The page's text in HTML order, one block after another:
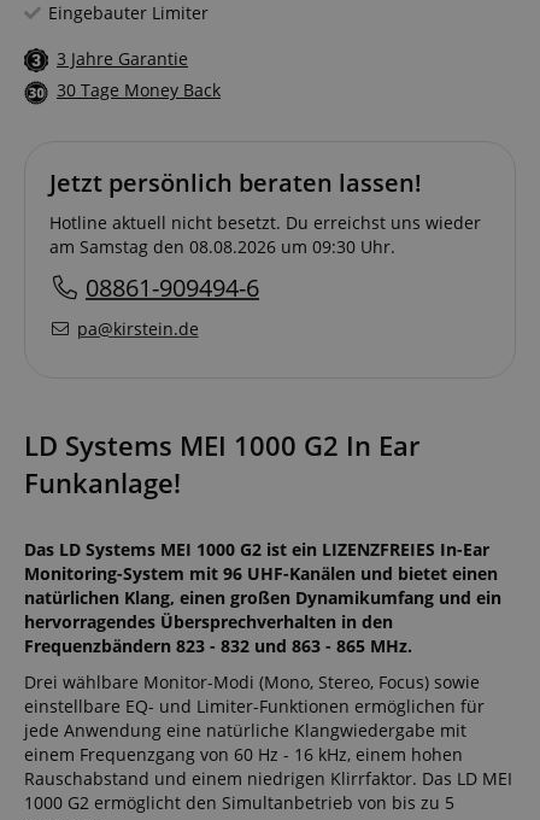
Eingebauter Limiter
3 Jahre Garantie
30 Tage Money Back
Jetzt persönlich beraten lassen!
Hotline aktuell nicht besetzt. Du erreichst uns wieder
am Samstag den 08.08.2026 um 09:30 Uhr.
08861-909494-6
pa@kirstein.de
LD Systems MEI 1000 G2 In Ear
Funkanlage!
Das LD Systems MEI 1000 G2 ist ein LIZENZFREIES In-Ear
Monitoring-System mit 96 UHF-Kanälen und bietet einen
natürlichen Klang, einen großen Dynamikumfang und ein
hervorragendes Übersprechverhalten in den
Frequenzbändern 823 - 832 und 863 - 865 MHz.
Drei wählbare Monitor-Modi (Mono, Stereo, Focus) sowie
einstellbare EQ- und Limiter-Funktionen ermöglichen für
jede Anwendung eine natürliche Klangwiedergabe mit
einem Frequenzgang von 60 Hz - 16 kHz, einem hohen
Rauschabstand und einem niedrigen Klirrfaktor. Das LD MEI
1000 G2 ermöglicht den Simultanbetrieb von bis zu 5